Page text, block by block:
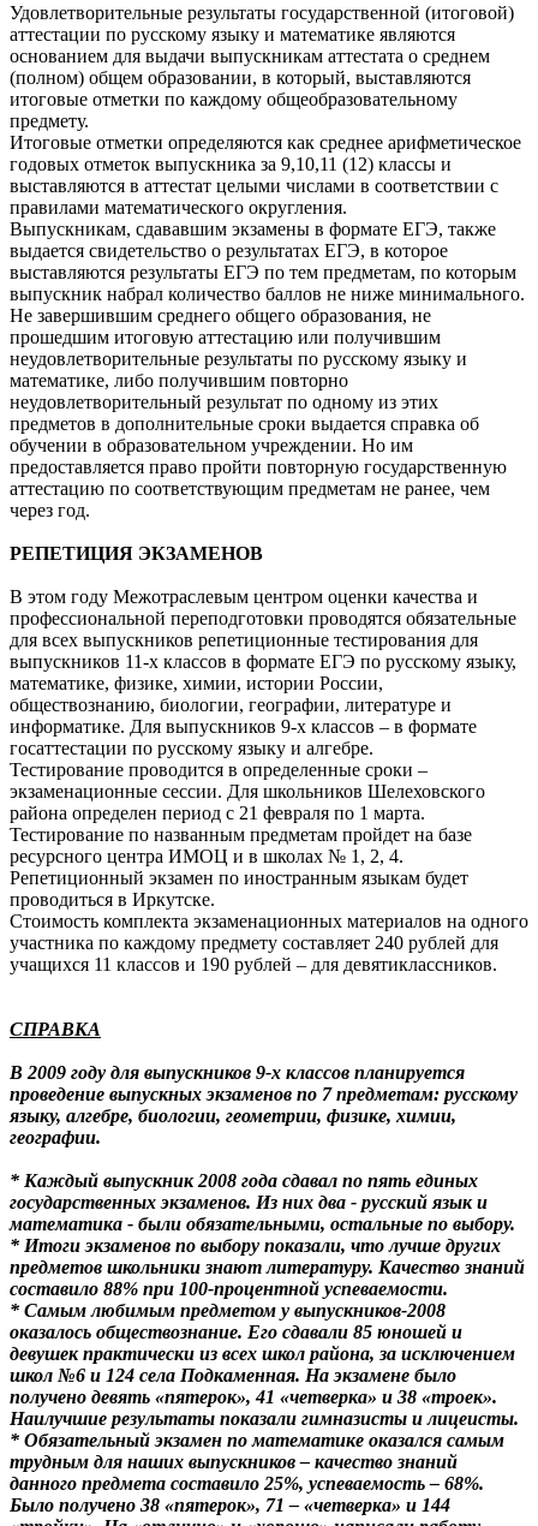
Удовлетворительные результаты государственной (итоговой)
аттестации по русскому языку и математике являются
основанием для выдачи выпускникам аттестата о среднем
(полном) общем образовании, в который, выставляются
итоговые отметки по каждому общеобразовательному
предмету.
Итоговые отметки определяются как среднее арифметическое
годовых отметок выпускника за 9,10,11 (12) классы и
выставляются в аттестат целыми числами в соответствии с
правилами математического округления.
Выпускникам, сдававшим экзамены в формате ЕГЭ, также
выдается свидетельство о результатах ЕГЭ, в которое
выставляются результаты ЕГЭ по тем предметам, по которым
выпускник набрал количество баллов не ниже минимального.
Не завершившим среднего общего образования, не
прошедшим итоговую аттестацию или получившим
неудовлетворительные результаты по русскому языку и
математике, либо получившим повторно
неудовлетворительный результат по одному из этих
предметов в дополнительные сроки выдается справка об
обучении в образовательном учреждении. Но им
предоставляется право пройти повторную государственную
аттестацию по соответствующим предметам не ранее, чем
через год.
РЕПЕТИЦИЯ ЭКЗАМЕНОВ
В этом году Межотраслевым центром оценки качества и
профессиональной переподготовки проводятся обязательные
для всех выпускников репетиционные тестирования для
выпускников 11-х классов в формате ЕГЭ по русскому языку,
математике, физике, химии, истории России,
обществознанию, биологии, географии, литературе и
информатике. Для выпускников 9-х классов – в формате
госаттестации по русскому языку и алгебре.
Тестирование проводится в определенные сроки –
экзаменационные сессии. Для школьников Шелеховского
района определен период с 21 февраля по 1 марта.
Тестирование по названным предметам пройдет на базе
ресурсного центра ИМОЦ и в школах № 1, 2, 4.
Репетиционный экзамен по иностранным языкам будет
проводиться в Иркутске.
Стоимость комплекта экзаменационных материалов на одного
участника по каждому предмету составляет 240 рублей для
учащихся 11 классов и 190 рублей – для девятиклассников.
СПРАВКА
В 2009 году для выпускников 9-х классов планируется
проведение выпускных экзаменов по 7 предметам: русскому
языку, алгебре, биологии, геометрии, физике, химии,
географии.
* Каждый выпускник 2008 года сдавал по пять единых
государственных экзаменов. Из них два - русский язык и
математика - были обязательными, остальные по выбору.
* Итоги экзаменов по выбору показали, что лучше других
предметов школьники знают литературу. Качество знаний
составило 88% при 100-процентной успеваемости.
* Самым любимым предметом у выпускников-2008
оказалось обществознание. Его сдавали 85 юношей и
девушек практически из всех школ района, за исключением
школ №6 и 124 села Подкаменная. На экзамене было
получено девять «пятерок», 41 «четверка» и 38 «троек».
Наилучшие результаты показали гимназисты и лицеисты.
* Обязательный экзамен по математике оказался самым
трудным для наших выпускников – качество знаний
данного предмета составило 25%, успеваемость – 68%.
Было получено 38 «пятерок», 71 – «четверка» и 144